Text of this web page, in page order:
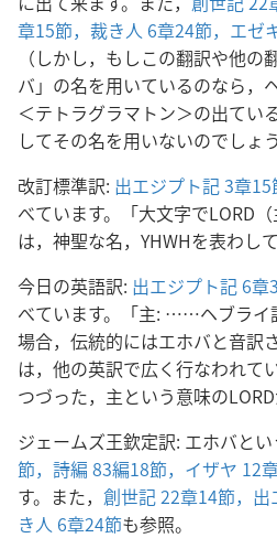
章15節， 裁き人 6章24節， エゼ
（しかし，もしこの翻訳や他
バ」の名を用いているのなら，
＜テトラグラマトン＞の出てい
してその名を用いないのでしょ
改訂標準訳: 出エジプト記 3章15
べています。「大文字でLORD
は，神聖な名，YHWHを表わし
今日の英語訳: 出エジプト記 6章
べています。「主: ……ヘブライ
場合，伝統的にはエホバと音訳
は，他の英訳で広く行なわれて
つづった，主という意味の
ジェームズ王欽定訳: エホバと
節， 詩編 83編18節， イザヤ 12章
す。また， 創世記 22章14節， 出
き人 6章24節も参照。